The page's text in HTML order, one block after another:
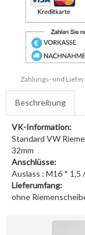
Zahlungs- und
Beschreibung
VK-Information:
Standard VW
32mm
Anschlüsse:
Auslass : M16 * 1,5
Lieferumfang:
ohne